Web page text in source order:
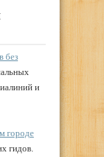
без
и
городе
гидов.